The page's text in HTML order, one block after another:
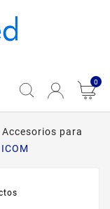
0
Accesorios para